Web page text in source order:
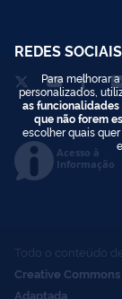
REDES SOCIAIS
Acesso à
Informação
Todo o conteúdo
Creative
Adaptada
Para melhorar
personalizados,
as funcionalidades
que não forem
escolher quais